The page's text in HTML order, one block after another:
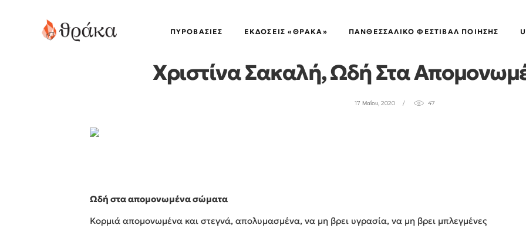
ΠΥΡΟΒΑΣΊΕΣ EΚΔΌΣΕΙΣ «ΘΡΑΚΑ» ΠΑΝΘΕΣΣΑΛΙΚΌ ΦΕΣΤΙΒΆΛ ΠΟΊΗΣΗΣ
ΠΟΙΗΤΙΚΈΣ ΠΥΡΟΒΑΣΊΕΣ
Χριστίνα Σακαλή, Ωδή Στα
17 Μαΐου, 2020 47
Ωδή στα απομονωμένα σώματα
Κορμιά απομονωμένα και στεγνά, απολυμασμένα, να μη βρει υγρασία, να μη βρει μπλεγμένες